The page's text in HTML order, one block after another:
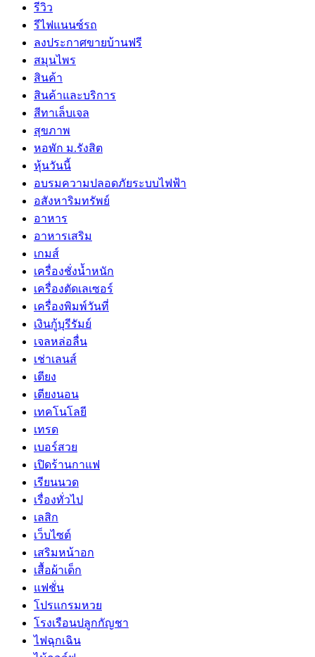
รีวิว
รีไฟแนนซ์รถ
ลงประกาศขายบ้านฟรี
สมุนไพร
สินค้า
สินค้าและบริการ
สีทาเล็บเจล
สุขภาพ
หอพัก ม.รังสิต
หุ้นวันนี้
อบรมความปลอดภัยระบบไฟฟ้า
อสังหาริมทรัพย์
อาหาร
อาหารเสริม
เกมส์
เครื่องชั่งน้ำหนัก
เครื่องตัดเลเซอร์
เครื่องพิมพ์วันที่
เงินกู้บุรีรัมย์
เจลหล่อลื่น
เช่าเลนส์
เตียง
เตียงนอน
เทคโนโลยี
เทรด
เบอร์สวย
เปิดร้านกาแฟ
เรียนนวด
เรื่องทั่วไป
เลสิก
เว็บไซต์
เสริมหน้าอก
เสื้อผ้าเด็ก
แฟชั่น
โปรแกรมหวย
โรงเรือนปลูกกัญชา
ไฟฉุกเฉิน